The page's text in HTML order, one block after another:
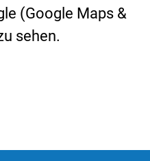
(Google Maps &
sehen.